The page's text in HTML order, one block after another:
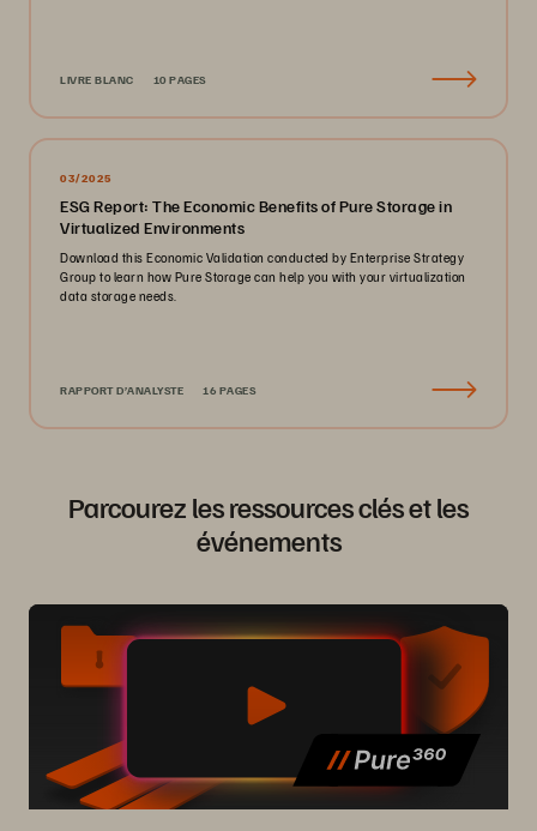
LIVRE BLANC 10 PAGES
03/2025
ESG Report: The Economic Benefits of Pure Storage in
Virtualized Environments
Download this Economic Validation conducted by Enterprise Strategy
Group to learn how Pure Storage can help you with your virtualization
data storage needs.
RAPPORT D’ANALYSTE 16 PAGES
Parcourez les ressources clés et les
événements